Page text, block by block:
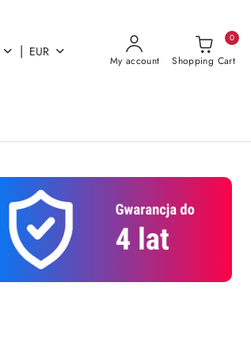
| EUR
My account Shopping Cart
0